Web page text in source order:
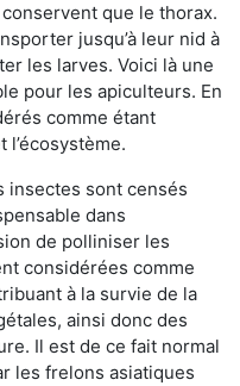
que le thorax.
jusqu’à leur nid à
les larves. Voici là une
pour les apiculteurs. En
comme étant
l’écosystème.
insectes sont censés
dans
de polliniser les
considérées comme
à la survie de la
ainsi donc des
Il est de ce fait normal
les frelons asiatiques